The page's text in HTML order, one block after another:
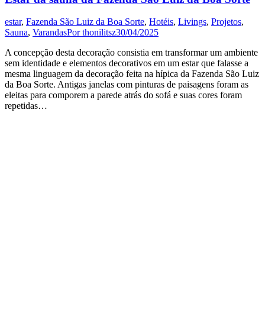
estar, Fazenda São Luiz da Boa Sorte, Hotéis, Livings, Projetos,
Sauna, VarandasPorthonilitsz30/04/2025
A concepção desta decoração consistia em transformar um ambiente
sem identidade e elementos decorativos em um estar que falasse a
mesma linguagem da decoração feita na hípica da Fazenda São Luiz
da Boa Sorte. Antigas janelas com pinturas de paisagens foram as
eleitas para comporem a parede atrás do sofá e suas cores foram
repetidas…